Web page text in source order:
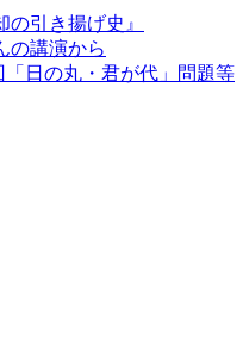
の引き揚げ史』
の講演から
日の丸・君が代」問題等